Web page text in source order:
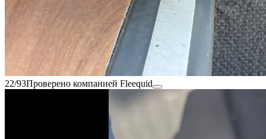
22/93Проверено компанией Fleequid